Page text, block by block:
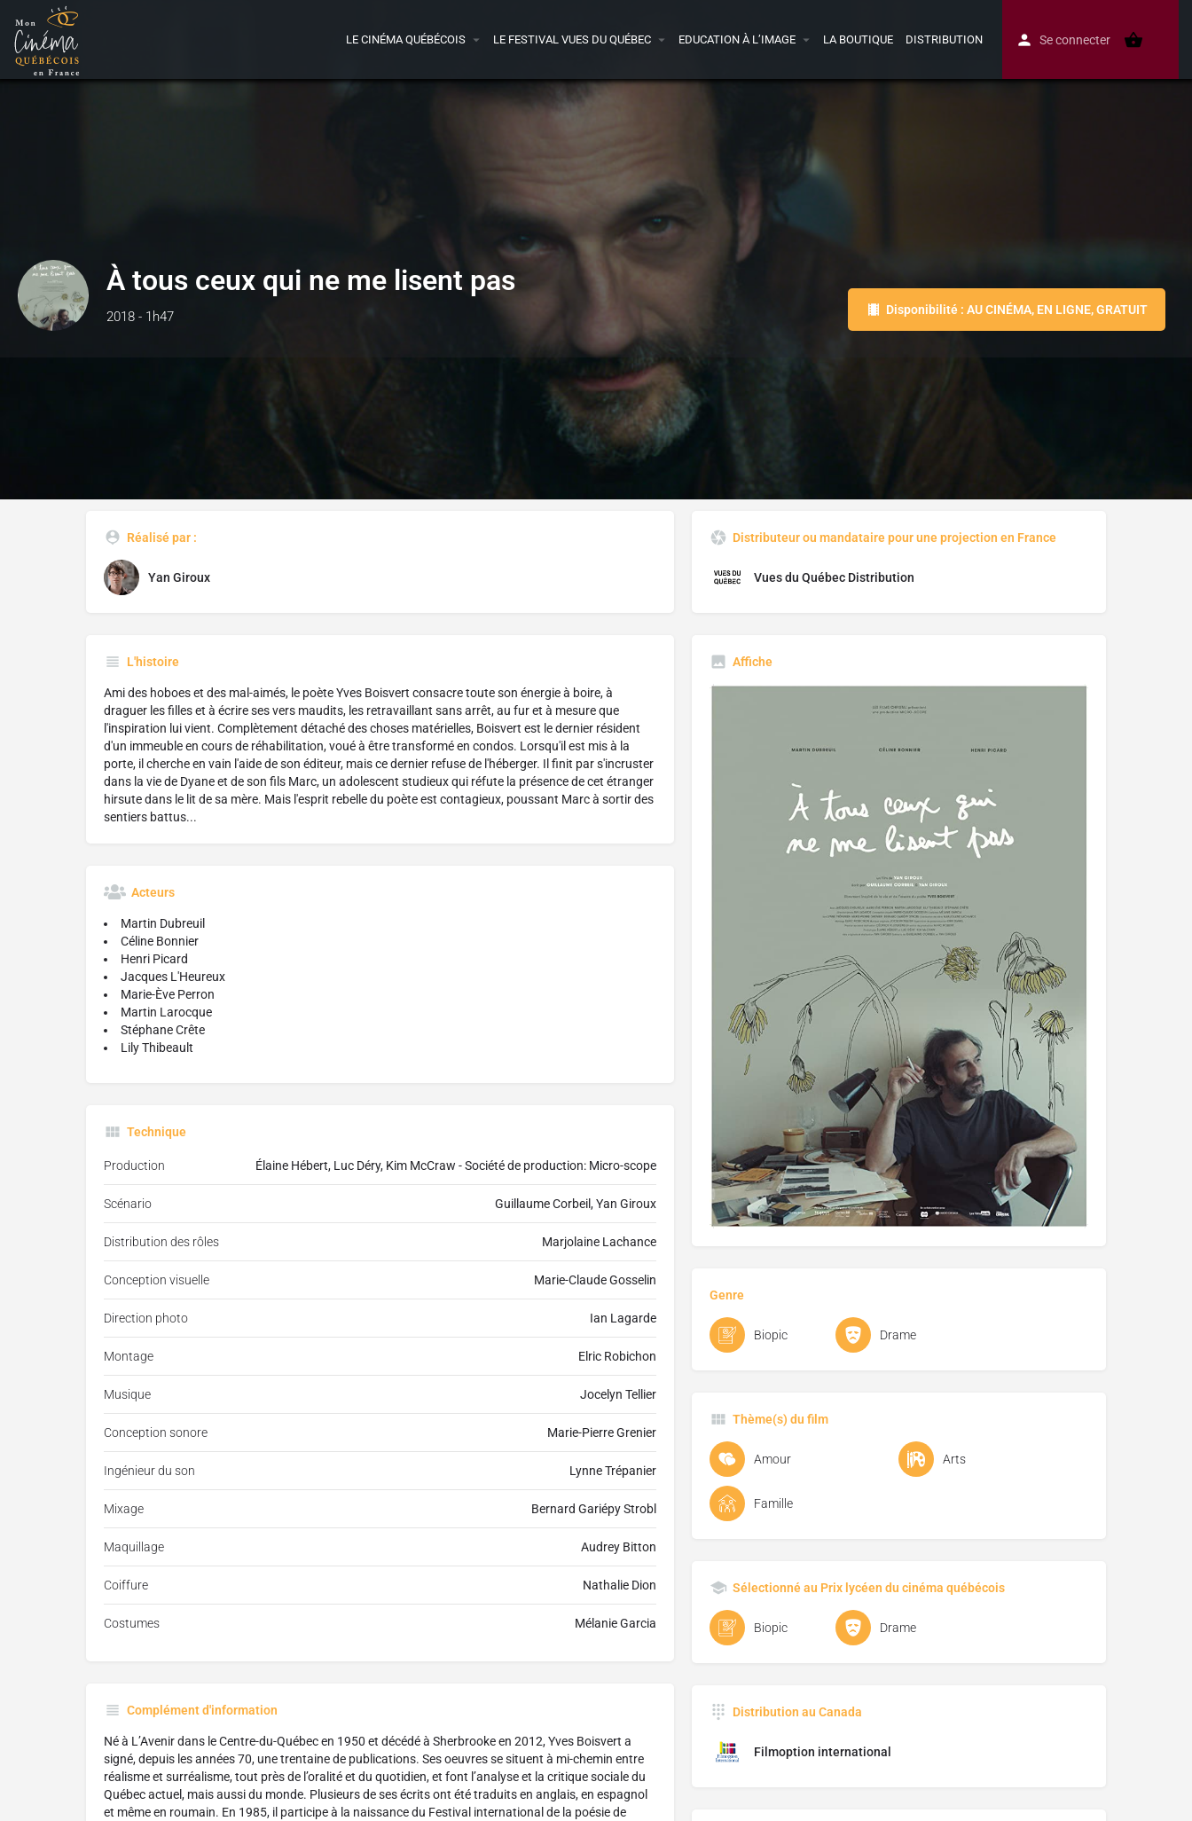
LE CINÉMA QUÉBÉCOIS LE FESTIVAL VUES DU QUÉBEC EDUCATION À L’IMAGE LA BOUTIQUE DISTRIBUTION Se connecter
À tous ceux qui ne me lisent pas
2018 - 1h47 Disponibilité : AU CINÉMA, EN LIGNE, GRATUIT
Presse
Donnez votre avis
Réalisé par :
Yan Giroux
L'histoire
Ami des hoboes et des mal-aimés, le poète Yves Boisvert consacre toute son énergie à boire, à
draguer les filles et à écrire ses vers maudits, les retravaillant sans arrêt, au fur et à mesure que
l'inspiration lui vient. Complètement détaché des choses matérielles, Boisvert est le dernier résident
d'un immeuble en cours de réhabilitation, voué à être transformé en condos. Lorsqu'il est mis à la
porte, il cherche en vain l'aide de son éditeur, mais ce dernier refuse de l'héberger. Il finit par s'incruster
dans la vie de Dyane et de son fils Marc, un adolescent studieux qui réfute la présence de cet étranger
hirsute dans le lit de sa mère. Mais l'esprit rebelle du poète est contagieux, poussant Marc à sortir des
sentiers battus...
Acteurs
Martin Dubreuil
Céline Bonnier
Henri Picard
Jacques L'Heureux
Marie-Ève Perron
Martin Larocque
Stéphane Crête
Lily Thibeault
Technique
Production Élaine Hébert, Luc Déry, Kim McCraw - Société de production: Micro-scope
Scénario Guillaume Corbeil, Yan Giroux
Distribution des rôles Marjolaine Lachance
Conception visuelle Marie-Claude Gosselin
Direction photo Ian Lagarde
Montage Elric Robichon
Musique Jocelyn Tellier
Conception sonore Marie-Pierre Grenier
Ingénieur du son Lynne Trépanier
Mixage Bernard Gariépy Strobl
Maquillage Audrey Bitton
Coiffure Nathalie Dion
Costumes Mélanie Garcia
Complément d'information
Né à L’Avenir dans le Centre-du-Québec en 1950 et décédé à Sherbrooke en 2012, Yves Boisvert a
signé, depuis les années 70, une trentaine de publications. Ses oeuvres se situent à mi-chemin entre
réalisme et surréalisme, tout près de l’oralité et du quotidien, et font l’analyse et la critique sociale du
Québec actuel, mais aussi du monde. Plusieurs de ses écrits ont été traduits en anglais, en espagnol
et même en roumain. En 1985, il participe à la naissance du Festival international de la poésie de
Distributeur ou mandataire pour une projection en France
Vues du Québec Distribution
Affiche
Genre
Biopic Drame
Thème(s) du film
Amour Arts
Famille
Sélectionné au Prix lycéen du cinéma québécois
Biopic Drame
Distribution au Canada
Filmoption international